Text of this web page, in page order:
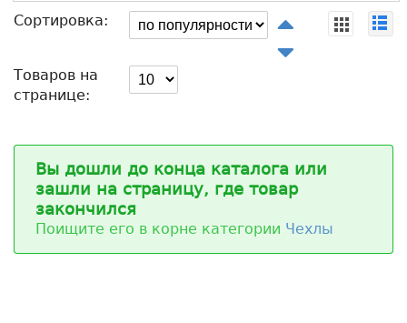
Сортировка:
Товаров на
странице:
Вы дошли до конца каталога или
зашли на страницу, где товар
закончился
Поищите его в корне категории Чехлы